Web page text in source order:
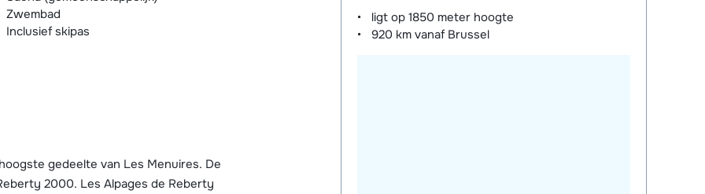
Zwembad
Inclusief skipas
gedeelte van Les Menuires. De
2000. Les Alpages de Reberty
ligt op1850 meter hoogte
920 km vanaf Brussel